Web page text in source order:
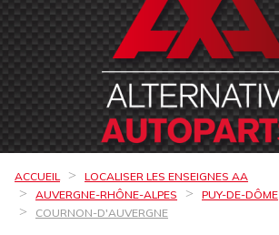
ACCUEIL
LOCALISER LES ENSEIGNES AA
AUVERGNE-RHÔNE-ALPES
PUY-DE-DÔME
COURNON-D'AUVERGNE